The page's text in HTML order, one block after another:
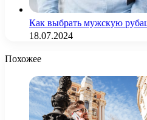
Как выбрать мужскую
18.07.2024
Похожее